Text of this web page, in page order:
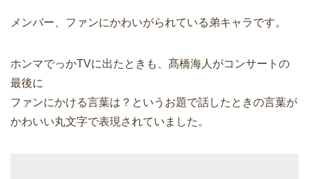
メンバー、ファンにかわいがられている弟キャラです。
ホンマでっかTVに出たときも、髙橋海人がコンサートの
最後に
ファンにかける言葉は？というお題で話したときの言葉が
かわいい丸文字で表現されていました。